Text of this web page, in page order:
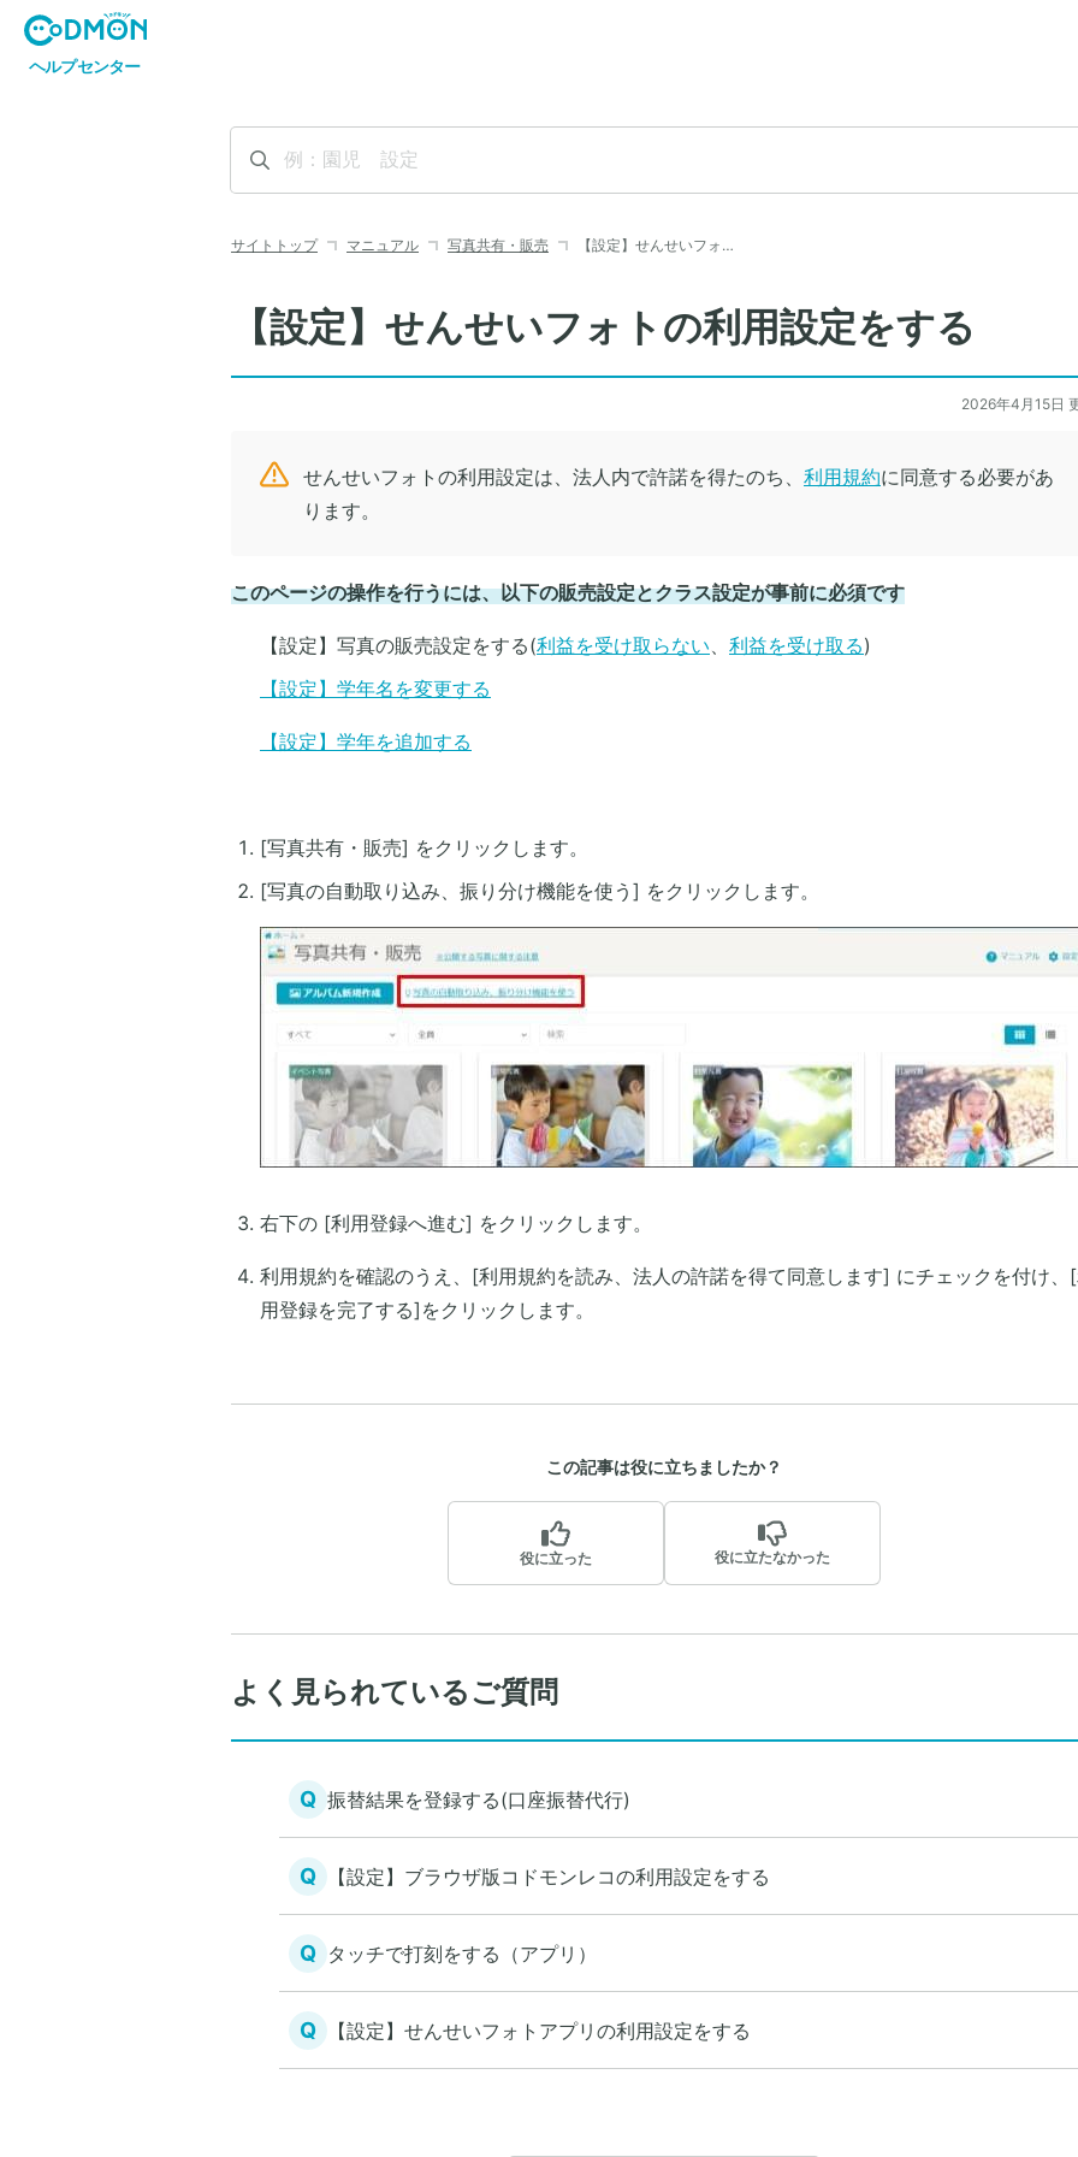
サイトトップ マニュアル 写真共有・販売 【設定】せんせいフォ…
【設定】せんせいフォトの利用設定をする
2026年4月15日
せんせいフォトの利用設定は、法人内で許諾を得たのち、 利用規約に同意する必要があ
ります。
このページの操作を行うには、以下の販売設定とクラス設定が事前に必須です
【設定】写真の販売設定をする(利益を受け取らない、 利益を受け取る)
【設定】学年名を変更する
【設定】学年を追加する
[写真共有・販売] をクリックします。
[写真の自動取り込み、振り分け機能を使う] をクリックします。
右下の [利用登録へ進む] をクリックします。
利用規約を確認のうえ、[利用規約を読み、法人の許諾を得て同意します] にチェックを付け、
用登録を完了する]をクリックします。
この記事は役に立ちましたか？
役に立った 役に立たなかった
よく見られているご質問
Q 振替結果を登録する(口座振替代行)
Q 【設定】ブラウザ版コドモンレコの利用設定をする
Q タッチで打刻をする（アプリ）
Q 【設定】せんせいフォトアプリの利用設定をする